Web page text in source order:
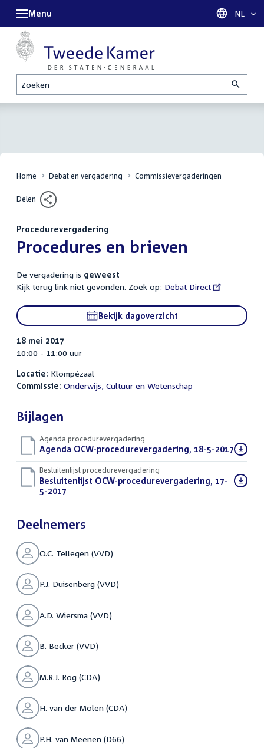
Zoeken
Menu Taal
NL
Home Debat en vergadering Commissievergaderingen
Delen
Procedurevergadering
:Procedures en brieven
De vergadering is geweest
Kijk terug link niet gevonden. Zoek op: External
Debat Direct
Bekijk dagoverzicht
18 mei 2017
10:00 - 11:00 uur
Locatie: Klompézaal
Commissie: Onderwijs, Cultuur en Wetenschap
Bijlagen
Agenda procedurevergadering
Download
bestand:
Agenda OCW-procedurevergadering, 18-5-2017(PDF)
Besluitenlijst procedurevergadering
Download
bestand:
Besluitenlijst OCW-procedurevergadering, 17-
5-2017
Deelnemers
O.C. Tellegen (VVD)
P.J. Duisenberg (VVD)
A.D. Wiersma (VVD)
B. Becker (VVD)
M.R.J. Rog (CDA)
H. van der Molen (CDA)
P.H. van Meenen (D66)